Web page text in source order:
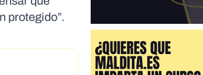
protegido”.